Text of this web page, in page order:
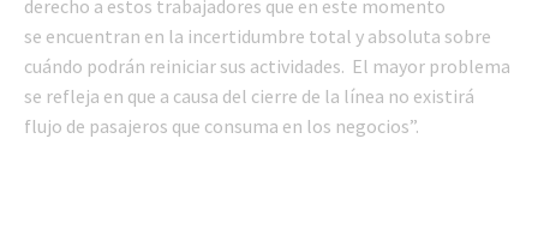
derecho a estos trabajadores que en este momento
se encuentran en la incertidumbre total y absoluta sobre
cuándo podrán reiniciar sus actividades. El mayor problema
se refleja en que a causa del cierre de la línea no existirá
flujo de pasajeros que consuma en los negocios”.